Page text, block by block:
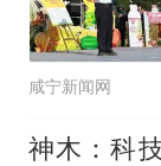
咸宁新闻网
神木：科